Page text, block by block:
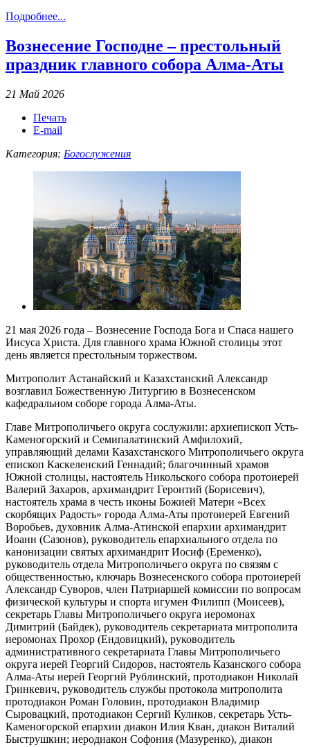
Подробнее...
Вознесение Господне – престольный
праздник главного собора Алма-Аты
21 Май 2026
Печать
E-mail
Категория: Богослужения
21 мая 2026 года – Вознесение Господа Бога и Спаса нашего
Иисуса Христа. Для главного храма Южной столицы этот
день является престольным торжеством.
Митрополит Астанайский и Казахстанский Александр
возглавил Божественную Литургию в Вознесенском
кафедральном соборе города Алма-Аты.
Главе Митрополичьего округа сослужили: архиепископ Усть-
Каменогорский и Семипалатинский Амфилохий,
управляющий делами Казахстанского Митрополичьего округа
епископ Каскеленский Геннадий; благочинный храмов
Южной столицы, настоятель Никольского собора протоиерей
Валерий Захаров, архимандрит Геронтий (Борисевич),
настоятель храма в честь иконы Божией Матери «Всех
скорбящих Радость» города Алма-Аты протоиерей Евгений
Воробьев, духовник Алма-Атинской епархии архимандрит
Иоанн (Сазонов), руководитель епархиального отдела по
канонизации святых архимандрит Иосиф (Еременко),
руководитель отдела Митрополичьего округа по связям с
общественностью, ключарь Вознесенского собора протоиерей
Александр Суворов, член Патриаршей комиссии по вопросам
физической культуры и спорта игумен Филипп (Моисеев),
секретарь Главы Митрополичьего округа иеромонах
Димитрий (Байдек), руководитель секретариата митрополита
иеромонах Прохор (Ендовицкий), руководитель
административного секретариата Главы Митрополичьего
округа иерей Георгий Сидоров, настоятель Казанского собора
Алма-Аты иерей Георгий Рублинский, протодиакон Николай
Гринкевич, руководитель службы протокола митрополита
протодиакон Роман Головин, протодиакон Владимир
Сыровацкий, протодиакон Сергий Куликов, секретарь Усть-
Каменогорской епархии диакон Илия Кван, диакон Виталий
Быструшкин; иеродиакон Софония (Мазуренко), диакон